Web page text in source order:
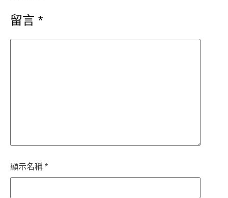
留言 *
顯示名稱 *